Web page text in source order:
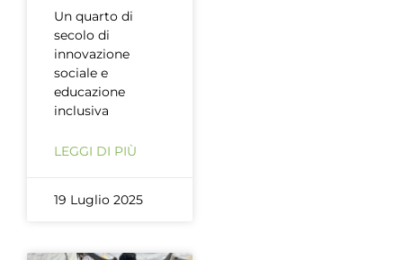
Un quarto di
secolo di
innovazione
sociale e
educazione
inclusiva
LEGGI DI PIÙ
19 Luglio 2025